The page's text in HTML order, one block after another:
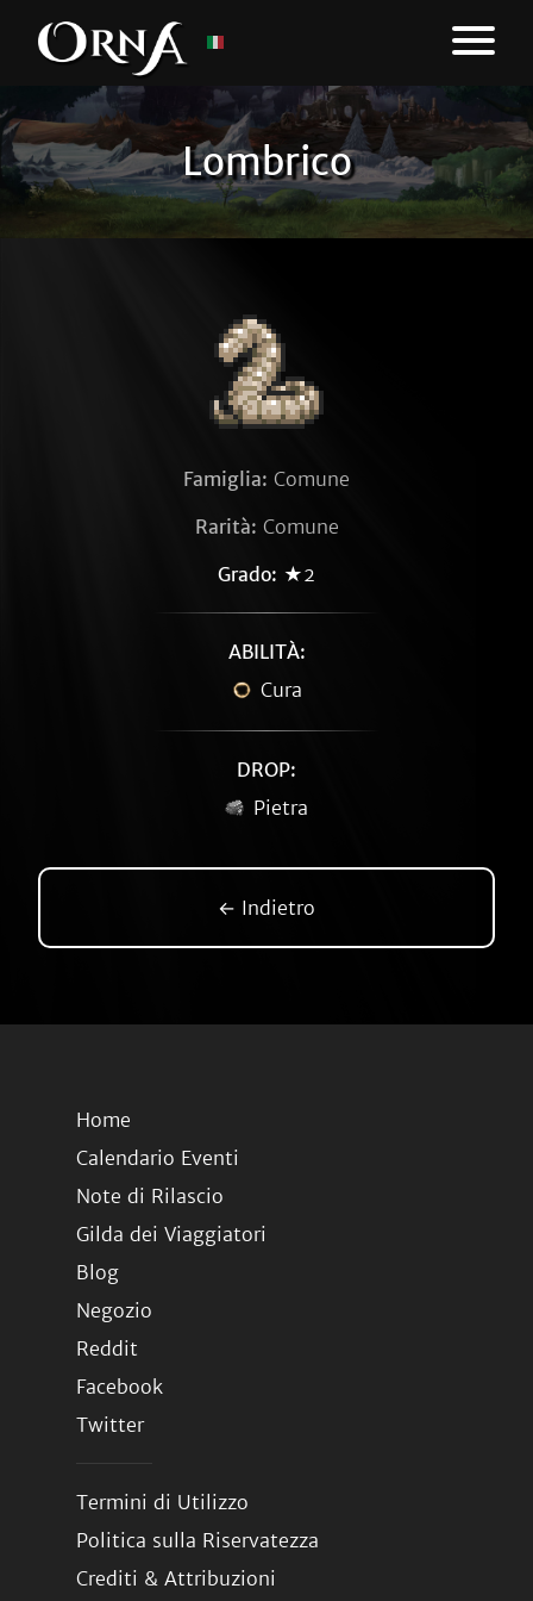
Lombrico
Famiglia: Comune
Rarità: Comune
Grado: ★2
ABILITÀ:
Cura
DROP:
Pietra
← Indietro
Home
Calendario Eventi
Note di Rilascio
Gilda dei Viaggiatori
Blog
Negozio
Reddit
Facebook
Twitter
Termini di Utilizzo
Politica sulla Riservatezza
Crediti & Attribuzioni